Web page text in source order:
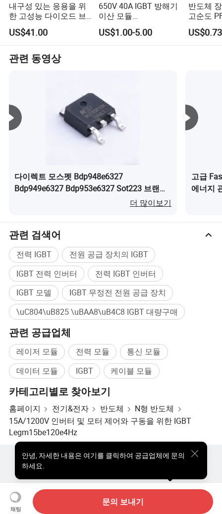
내구성 있는 응용을 위
한 고성능 다이오드 브
리지 정류기 모듈
US$41.00
650V 40A IGBT 방해기
이산 모듈
Siw40n65g2p2g 신뢰할
수 있는 성능을 위해
US$1.00-5.00
반도체
고순도
나일론
된 유연한
US$0.73
관련 동영상
다이렉트 모스펫 Bdp948e6327
Bdp949e6327 Bdp953e6327 Sot223 브랜드
새 제품 및 정품이(가) 무엇인가요?더 많이보기
고급
에너지
관련 검색어
전력 IGBT
전원 공급 장치의 IGBT
IGBT 전력 인버터
전력 IGBT 인버터
IGBT 모델
IGBT 무정전 전원 공급 장치
\uC804\uB825 \uBAA8\uB4C8 IGBT 대량구매
관련 공급업체
레이저 모듈 전력 모듈
통신 모듈
데이터 모듈
IGBT 케이블 모듈
카테고리별로 찾아보기
홈페이지 전기&전자 반도체
N형 반도체
15A/1200V 인버터 및 모터 제어와 구동을 위한 IGBT
Legm15be120e4Hz
채팅
문의 보내기
안녕, 자세한 내용은 여기를 클릭하여 공급업체에 문의
하세요.
핫한 제품 핫 제품 가격 도매 핫 제품
스타 바이어
우리에 대하여
사용자 약관 개인정보 보호정책
연락하다
Copyright © 2026 Focus Technology Co., Ltd. All Rights Reserved